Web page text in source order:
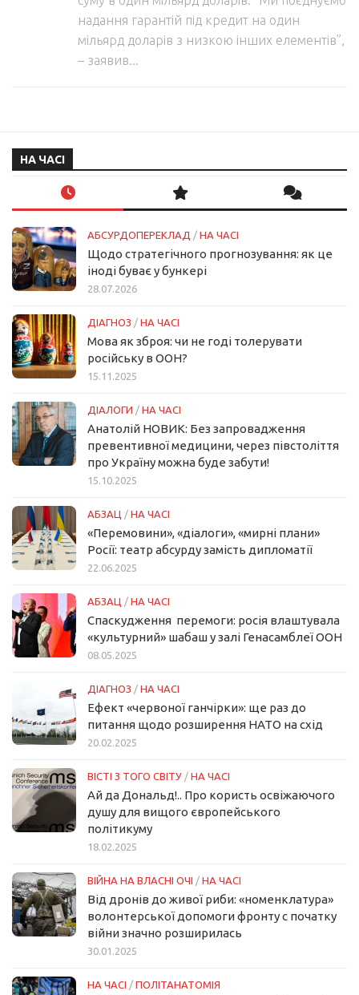
надання гарантій під кредит на один
мільярд доларів з низкою інших елементів”,
– заявив...
НА ЧАСІ
АБСУРДОПЕРЕКЛАД / НА ЧАСІ
Щодо стратегічного прогнозування: як це
іноді буває у бункері
28.07.2026
ДІАГНОЗ / НА ЧАСІ
Мова як зброя: чи не годі толерувати
російську в ООН?
15.11.2025
ДІАЛОГИ / НА ЧАСІ
Анатолій НОВИК: Без запровадження
превентивної медицини, через півстоліття
про Україну можна буде забути!
15.10.2025
АБЗАЦ / НА ЧАСІ
«Перемовини», «діалоги», «мирні плани»
Росії: театр абсурду замість дипломатії
22.06.2025
АБЗАЦ / НА ЧАСІ
Спаскудження перемоги: росія влаштувала
«культурний» шабаш у залі Генасамблеї ООН
08.05.2025
ДІАГНОЗ / НА ЧАСІ
Ефект «червоної ганчірки»: ще раз до
питання щодо розширення НАТО на схід
20.02.2025
ВІСТІ З ТОГО СВІТУ / НА ЧАСІ
Ай да Дональд!.. Про користь освіжаючого
душу для вищого європейського
політикуму
18.02.2025
ВІЙНА НА ВЛАСНІ ОЧІ / НА ЧАСІ
Від дронів до живої риби: «номенклатура»
волонтерської допомоги фронту с початку
війни значно розширилась
30.01.2025
НА ЧАСІ / ПОЛІТАНАТОМІЯ